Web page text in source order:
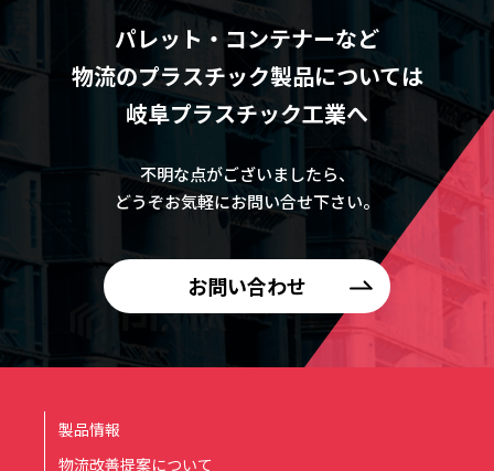
パレット・コンテナーなど
物流のプラスチック製品については
岐阜プラスチック工業へ
不明な点がございましたら、
どうぞお気軽にお問い合せ下さい。
お問い合わせ
製品情報
物流改善提案について